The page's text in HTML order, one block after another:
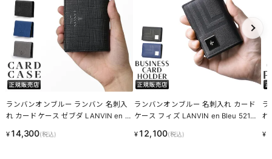
ランバンオンブルー ランバン 名刺入
れ カードケース ゼブダ LANVIN en Bl
¥ 14,300(税込)
ランバンオンブルー 名刺入れ カード
ケース フィズ LANVIN en Bleu 52162
¥ 12,100(税込)
ラ
れ
¥